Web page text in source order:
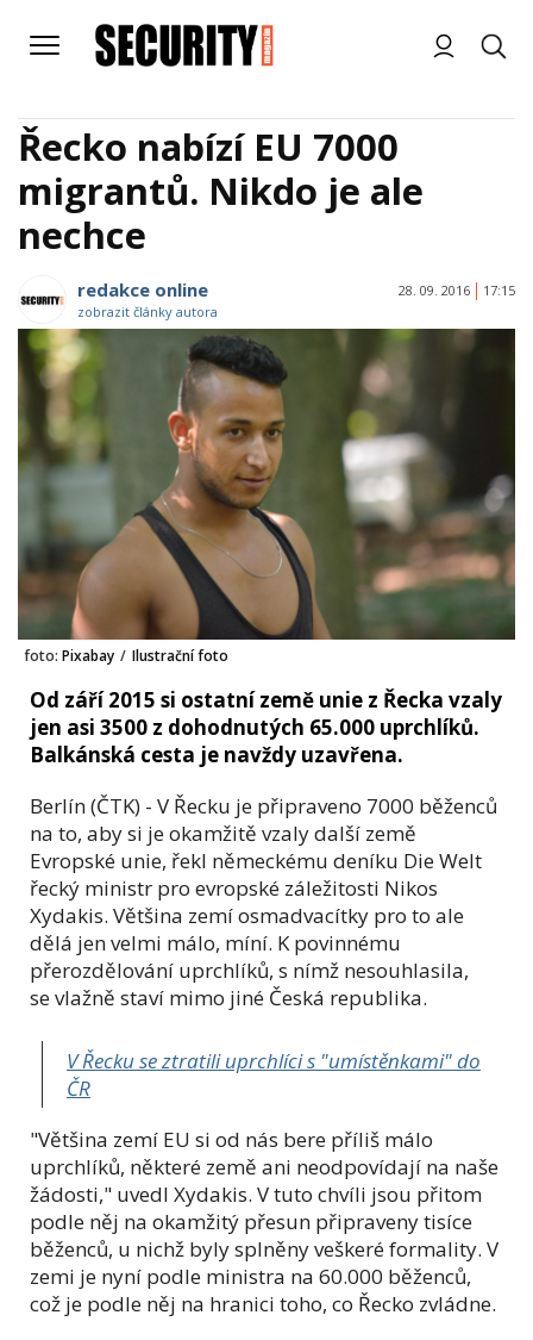
Řecko nabízí EU 7000
migrantů. Nikdo je ale
nechce
redakce online
zobrazit články autora
28. 09. 2016 17:15
foto: Pixabay / Ilustrační foto
Od září 2015 si ostatní země unie z Řecka vzaly
jen asi 3500 z dohodnutých 65.000 uprchlíků.
Balkánská cesta je navždy uzavřena.
Berlín (ČTK) - V Řecku je připraveno 7000 běženců
na to, aby si je okamžitě vzaly další země
Evropské unie, řekl německému deníku Die Welt
řecký ministr pro evropské záležitosti Nikos
Xydakis. Většina zemí osmadvacítky pro to ale
dělá jen velmi málo, míní. K povinnému
přerozdělování uprchlíků, s nímž nesouhlasila,
se vlažně staví mimo jiné Česká republika.
V Řecku se ztratili uprchlíci s "umístěnkami" do
ČR
"Většina zemí EU si od nás bere příliš málo
uprchlíků, některé země ani neodpovídají na naše
žádosti," uvedl Xydakis. V tuto chvíli jsou přitom
podle něj na okamžitý přesun připraveny tisíce
běženců, u nichž byly splněny veškeré formality. V
zemi je nyní podle ministra na 60.000 běženců,
což je podle něj na hranici toho, co Řecko zvládne.